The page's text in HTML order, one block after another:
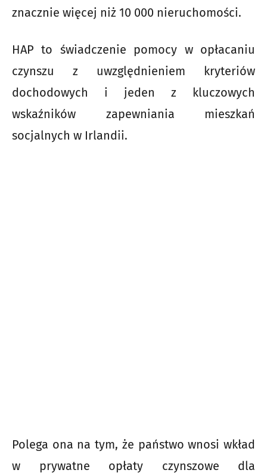
znacznie więcej niż 10 000 nieruchomości.
HAP to świadczenie pomocy w opłacaniu
czynszu z uwzględnieniem kryteriów
dochodowych i jeden z kluczowych
wskaźników zapewniania mieszkań
socjalnych w Irlandii.
Polega ona na tym, że państwo wnosi wkład
w prywatne opłaty czynszowe dla